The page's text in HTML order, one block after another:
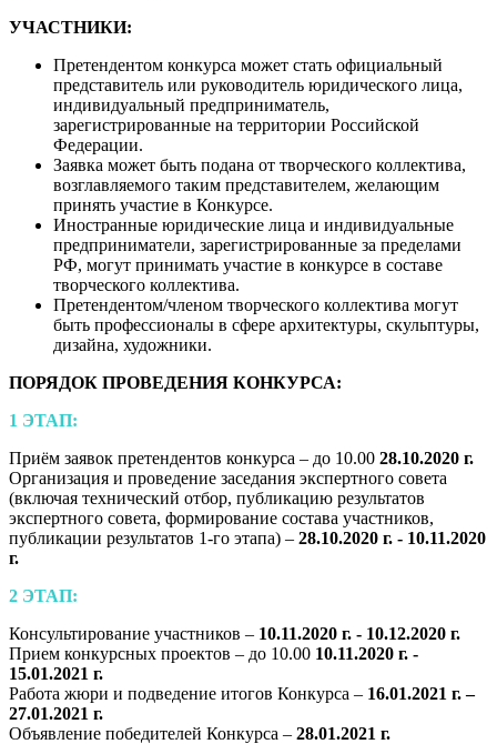
УЧАСТНИКИ:
Претендентом конкурса может стать официальный
представитель или руководитель юридического лица,
индивидуальный предприниматель,
зарегистрированные на территории Российской
Федерации.
Заявка может быть подана от творческого коллектива,
возглавляемого таким представителем, желающим
принять участие в Конкурсе.
Иностранные юридические лица и индивидуальные
предприниматели, зарегистрированные за пределами
РФ, могут принимать участие в конкурсе в составе
творческого коллектива.
Претендентом/членом творческого коллектива могут
быть профессионалы в сфере архитектуры, скульптуры,
дизайна, художники.
ПОРЯДОК ПРОВЕДЕНИЯ КОНКУРСА:
1 ЭТАП:
Приём заявок претендентов конкурса – до 10.00 28.10.2020 г.
Организация и проведение заседания экспертного совета
(включая технический отбор, публикацию результатов
экспертного совета, формирование состава участников,
публикации результатов 1-го этапа) – 28.10.2020 г. - 10.11.2020
г.
2 ЭТАП:
Консультирование участников – 10.11.2020 г. - 10.12.2020 г.
Прием конкурсных проектов – до 10.00 10.11.2020 г. -
15.01.2021 г.
Работа жюри и подведение итогов Конкурса – 16.01.2021 г. –
27.01.2021 г.
Объявление победителей Конкурса – 28.01.2021 г.